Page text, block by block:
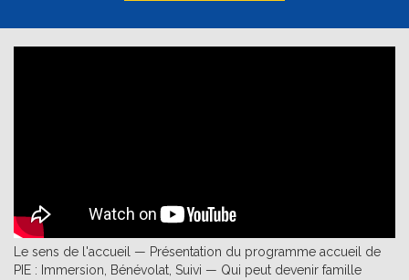
Le sens de l'accueil — Présentation du programme accueil de
PIE : Immersion, Bénévolat, Suivi — Qui peut devenir famille